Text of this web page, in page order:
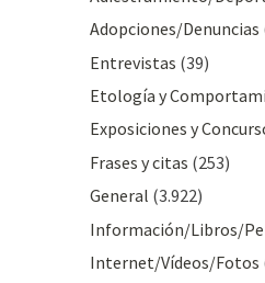
Adopciones/Denuncias
Entrevistas (39)
Etología y
Exposiciones y
Frases y citas (253)
General (3.922)
Información/Libros/
Internet/Vídeos/Fotos